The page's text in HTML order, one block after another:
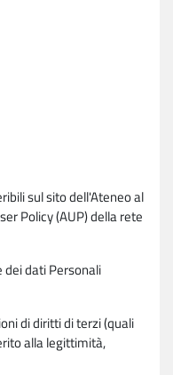
sul sito dell'Ateneo al
Policy (AUP) della rete
dati Personali
di diritti di terzi (quali
alla legittimità,